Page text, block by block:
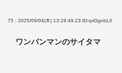
75 : 2025/09/04(木) 13:29:49.23 ID:qriOgnbL0
ワンパンマンのサイタマ